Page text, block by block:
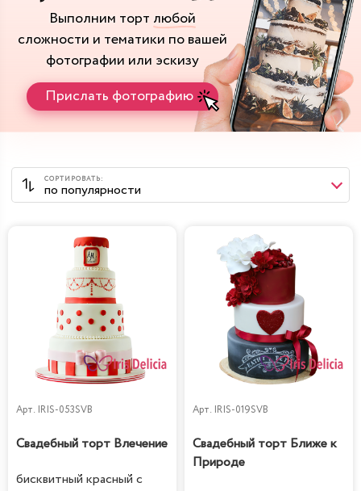
Выполним торт любой
сложности и тематики по вашей
фотографии или эскизу
Прислать фотографию
Арт. IRIS-053SVB
Свадебный торт Влечение
бисквитный красный с
Арт. IRIS-019SVB
Свадебный торт Ближе к
Природе